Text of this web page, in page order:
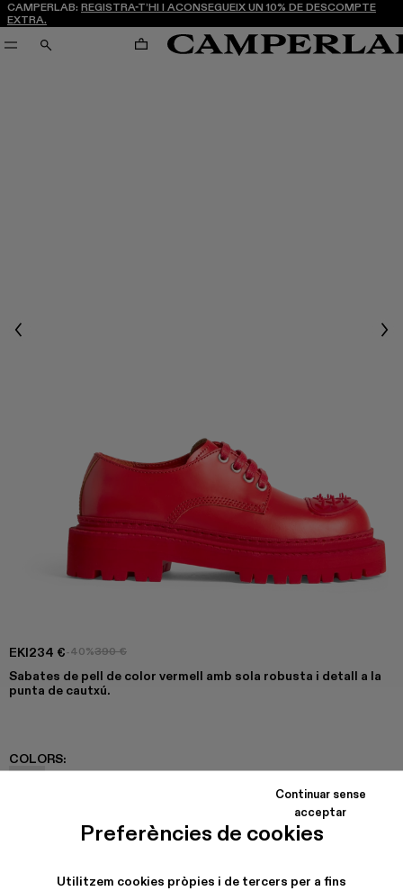
Preferències de cookies
Utilitzem cookies pròpies i de tercers per a fins
Continuar sense
acceptar
CAMPERLAB: REGISTRA-T’HI I ACONSEGUEIX UN 10% DE DESCOMPTE
EXTRA.
CERCA CARRO
Previous
EKI234 €-40%390 €
Sabates de pell de color vermell amb sola robusta i detall a la
punta de cautxú.
COLORS:
Eki - K201328-002
ENVIAMENT I GARANTIA